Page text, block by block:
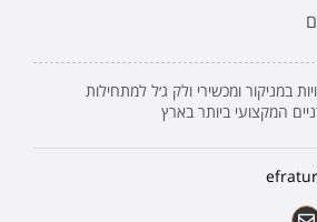
במניקור ומכשירי ולק ג׳ל למתחילות
המקצועי ביותר בארץ